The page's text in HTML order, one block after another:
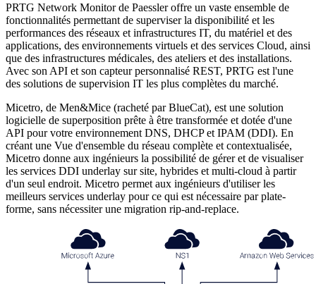
PRTG Network Monitor de Paessler offre un vaste ensemble de
fonctionnalités permettant de superviser la disponibilité et les
performances des réseaux et infrastructures IT, du matériel et des
applications, des environnements virtuels et des services Cloud, ainsi
que des infrastructures médicales, des ateliers et des installations.
Avec son API et son capteur personnalisé REST, PRTG est l'une
des solutions de supervision IT les plus complètes du marché.
Micetro, de Men&Mice (racheté par BlueCat), est une solution
logicielle de superposition prête à être transformée et dotée d'une
API pour votre environnement DNS, DHCP et IPAM (DDI). En
créant une Vue d'ensemble du réseau complète et contextualisée,
Micetro donne aux ingénieurs la possibilité de gérer et de visualiser
les services DDI underlay sur site, hybrides et multi-cloud à partir
d'un seul endroit. Micetro permet aux ingénieurs d'utiliser les
meilleurs services underlay pour ce qui est nécessaire par plate-
forme, sans nécessiter une migration rip-and-replace.